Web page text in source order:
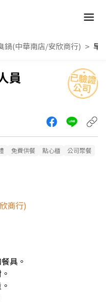
鍋(中華南店/安欣商行) 早
員
免費供餐 點心櫃
公司聚餐
商行)
具。